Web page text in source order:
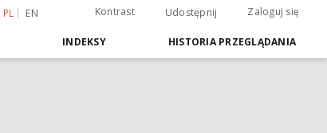
PL EN Kontrast Udostępnij Zaloguj się
INDEKSY HISTORIA PRZEGLĄDANIA